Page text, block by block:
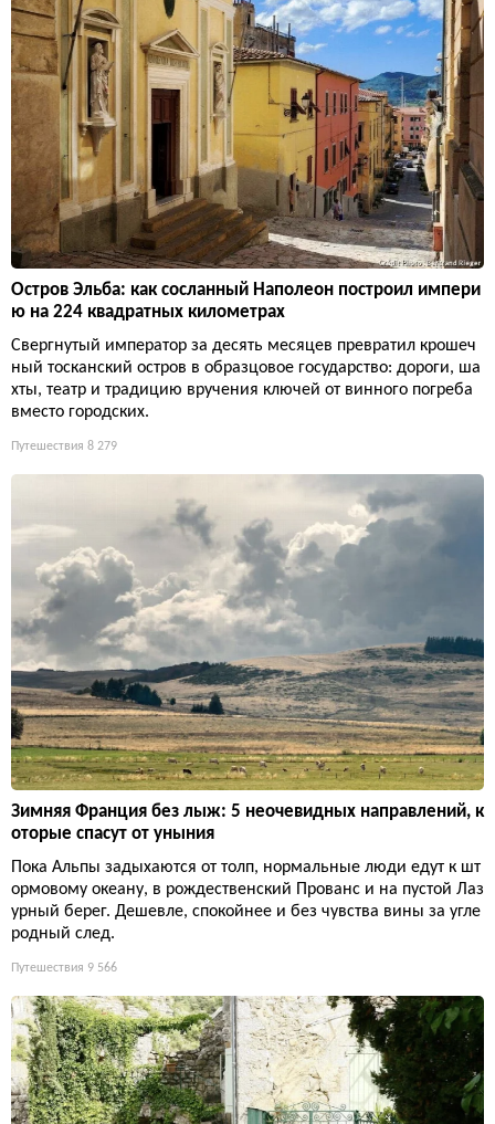
Остров Эльба: как сосланный Наполеон построил импери
ю на 224 квадратных километрах
Свергнутый император за десять месяцев превратил крошеч
ный тосканский остров в образцовое государство: дороги, ша
хты, театр и традицию вручения ключей от винного погреба
вместо городских.
Путешествия 8 279
Зимняя Франция без лыж: 5 неочевидных направлений, к
оторые спасут от уныния
Пока Альпы задыхаются от толп, нормальные люди едут к шт
ормовому океану, в рождественский Прованс и на пустой Лаз
урный берег. Дешевле, спокойнее и без чувства вины за угле
родный след.
Путешествия 9 566